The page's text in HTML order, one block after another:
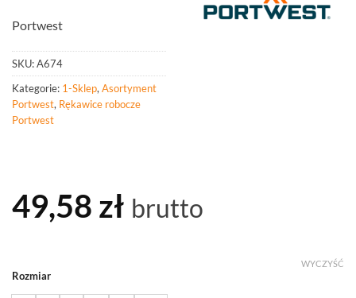
Portwest
SKU:A674
Kategorie: 1-Sklep,Asortyment
Portwest, Rękawice robocze
Portwest
49,58 zł brutto
Rozmiar
WYCZYŚĆ